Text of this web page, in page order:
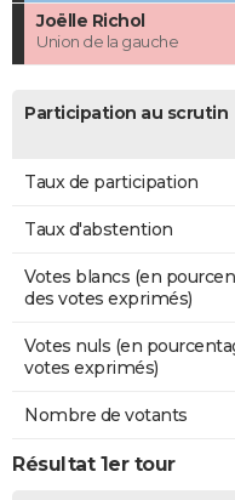
Joëlle Richol
Union de la gauche
Participation au scrutin
Taux de participation
Taux d'abstention
Votes blancs (en
des votes exprimés)
Votes nuls (en
votes exprimés)
Nombre de votants
Résultat 1er tour